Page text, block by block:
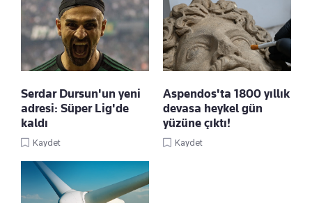
Serdar Dursun'un yeni
adresi: Süper Lig'de
kaldı
Kaydet
Aspendos'ta 1800 yıllık
devasa heykel gün
yüzüne çıktı!
Kaydet